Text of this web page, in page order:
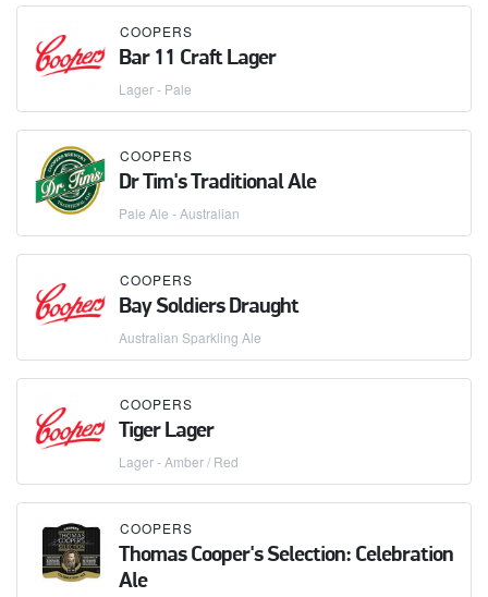
COOPERS
Bar 11 Craft Lager
Lager - Pale
COOPERS
Dr Tim's Traditional Ale
Pale Ale - Australian
COOPERS
Bay Soldiers Draught
Australian Sparkling Ale
COOPERS
Tiger Lager
Lager - Amber / Red
COOPERS
Thomas Cooper's Selection: Celebration
Ale